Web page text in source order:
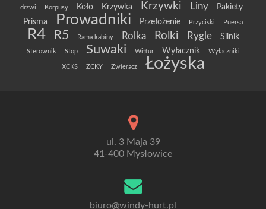
drzwi
Korpusy Koło Krzywka Krzywki Liny
Pakiety
Prisma
Prowadniki Przełożenie Przyciski Puersa
R4 R5 Rama kabiny Rolka Rolki Rygle Silnik
Sterownik Stop Suwaki Wittur Wyłacznik Wyłaczniki
XCKS ZCKY Zwieracz Łożyska
ul. 3 Maja 39
41-400 Mysłowice
biuro@windy-hurt.pl